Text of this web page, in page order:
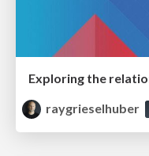
raygrieselhuber